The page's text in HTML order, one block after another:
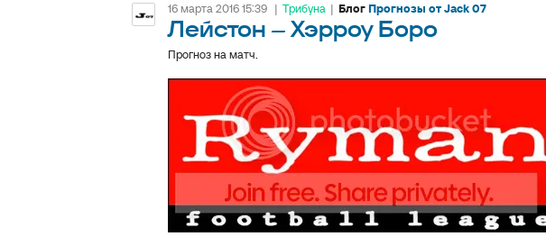
16 марта 2016 15:39 | Трибуна | БлогПрогнозы от Jack 07
Лейстон – Хэрроу Боро
Прогноз на матч.